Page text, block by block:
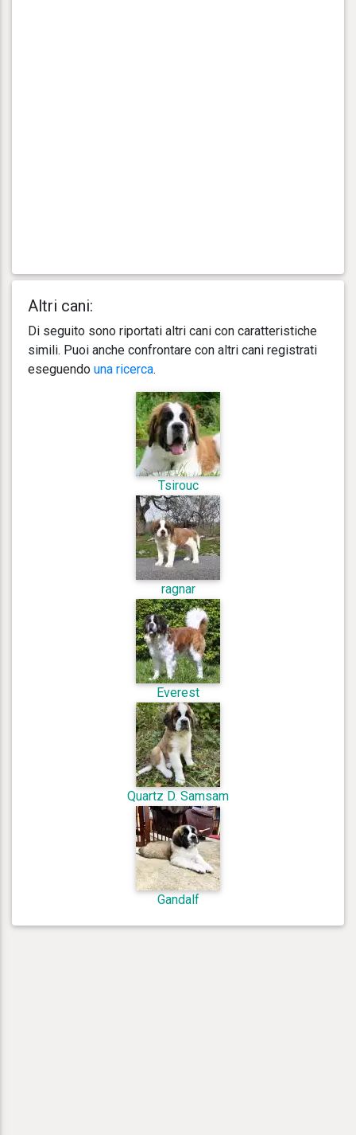
Altri cani:
Di seguito sono riportati altri cani con caratteristiche
simili. Puoi anche confrontare con altri cani registrati
eseguendo una ricerca.
Tsirouc
ragnar
Everest
Quartz D. Samsam
Gandalf